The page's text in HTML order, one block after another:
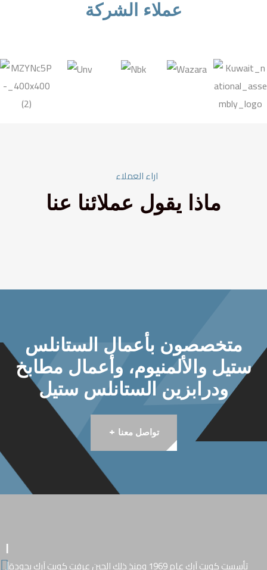
عملاء الشركة
اراء العملاء
ماذا يقول عملائنا عنا
متخصصون بأعمال الستانلس
ستيل والألمنيوم، وأعمال مطابخ
ودرابزين الستانلس ستيل
تواصل معنا +
تأسست كويت آرك عام 1969 ومنذ ذلك الحين عرفت كويت آرك بجودةل